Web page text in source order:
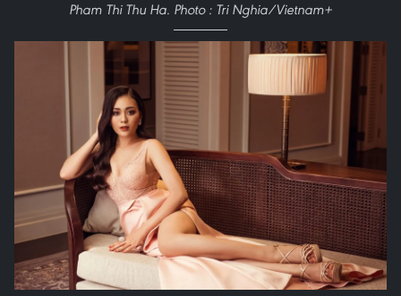
Pham Thi Thu Ha. Photo : Tri Nghia/Vietnam+